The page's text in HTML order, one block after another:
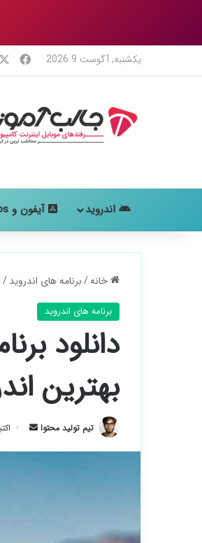
یکشنبه, آگوست 9 2026
اندروید آیفون و ios
خانه/برنامه های اندروید/
برنامه های اندروید
بهترین
تیم تولید محتوا
ارسال اکتبر